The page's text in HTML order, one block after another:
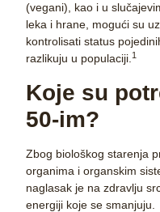
(vegani), kao i u
leka i hrane, mogući su
kontrolisati status
razlikuju u populaciji.1
Koje su
50-im?
Zbog biološkog starenja
organima i organskim
naglasak je na zdravlju
energiji koje se smanjuju.